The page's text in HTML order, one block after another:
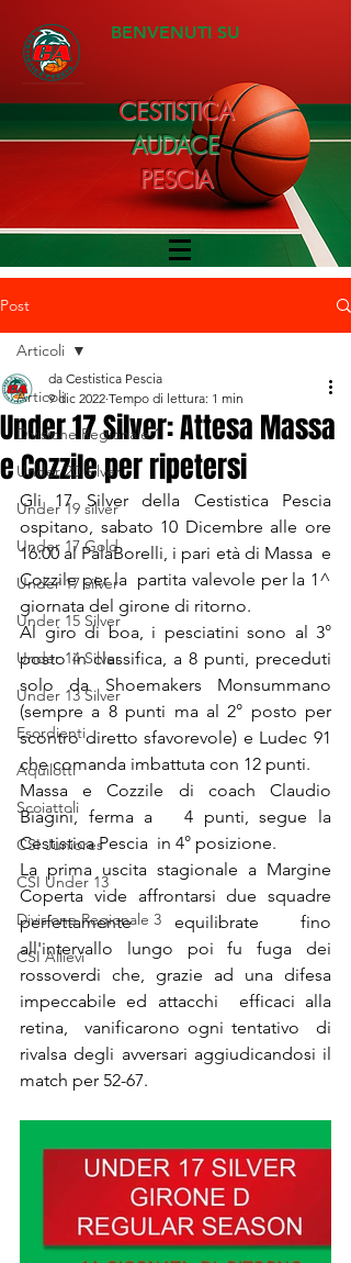
BENVENUTI SU
CESTISTICA
AUDACE
PESCIA
Post
Articoli
Divisione Regionale 1
Under 20 Silver
Under 19 silver
Under 17 Gold
Under 17 silver
Under 15 Silver
Under 14 Silver
Under 13 Silver
Esordienti
Aquilotti
Scoiattoli
CSI Juniores
CSI Under 13
Divisione Regionale 3
CSI Allievi
Articoli
Under 17 Silver: Attesa Massa
e Cozzile per ripetersi
da Cestistica Pescia
9 dic 2022 Tempo di lettura: 1 min
Gli 17 Silver della Cestistica Pescia
ospitano, sabato 10 Dicembre alle ore
16:00 al PalaBorelli, i pari età di Massa  e
Cozzile per la  partita valevole per la 1^
giornata del girone di ritorno.
Al giro di boa, i pesciatini sono al 3°
posto in classifica, a 8 punti, preceduti
solo da Shoemakers Monsummano
(sempre a 8 punti ma al 2° posto per
scontro diretto sfavorevole) e Ludec 91
che comanda imbattuta con 12 punti.
Massa e Cozzile di coach Claudio
Biagini, ferma a   4 punti, segue la
Cestistica Pescia  in 4° posizione.
La prima uscita stagionale a Margine
Coperta vide affrontarsi due squadre
perfettamente equilibrate fino
all'intervallo lungo poi fu fuga dei
rossoverdi che, grazie ad una difesa
impeccabile ed attacchi  efficaci alla
retina,  vanificarono ogni tentativo  di
rivalsa degli avversari aggiudicandosi il
match per 52-67.